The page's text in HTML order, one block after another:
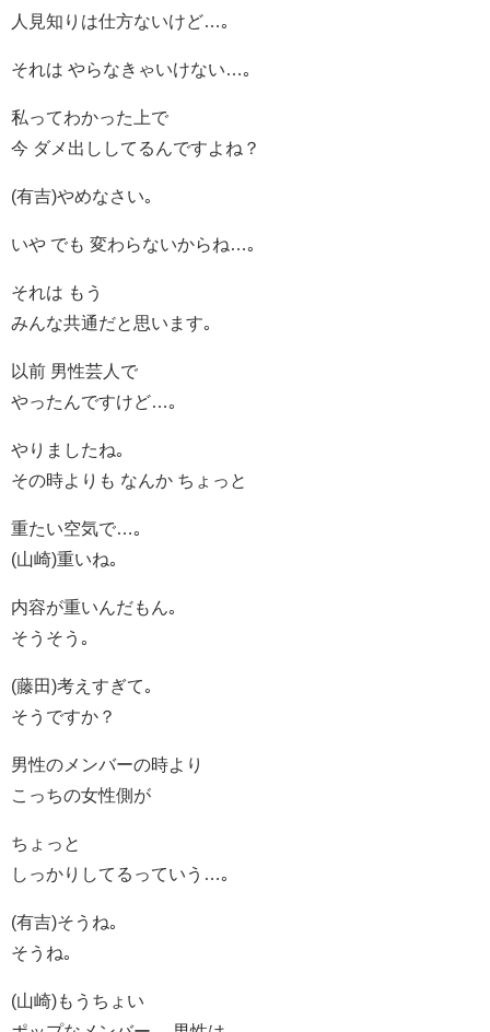
人見知りは仕方ないけど…｡
それは やらなきゃいけない…｡
私ってわかった上で
今 ダメ出ししてるんですよね？
(有吉)やめなさい｡
いや でも 変わらないからね…｡
それは もう
みんな共通だと思います｡
以前 男性芸人で
やったんですけど…｡
やりましたね｡
その時よりも なんか ちょっと
重たい空気で…｡
(山崎)重いね｡
内容が重いんだもん｡
そうそう｡
(藤田)考えすぎて｡
そうですか？
男性のメンバーの時より
こっちの女性側が
ちょっと
しっかりしてるっていう…｡
(有吉)そうね｡
そうね｡
(山崎)もうちょい